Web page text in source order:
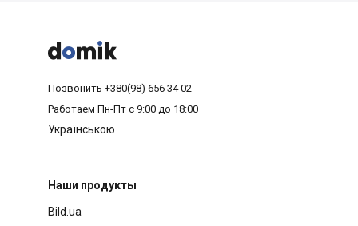



Позвонить +380(98) 656 34 02
Работаем Пн-Пт с 9:00 до 18:00
Українською
Наши продукты
Bild.ua